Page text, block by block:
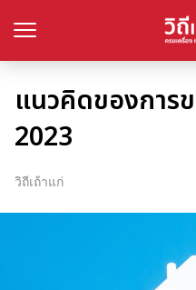
แนวคิดของการ
2023
วิถีเถ้าแก่